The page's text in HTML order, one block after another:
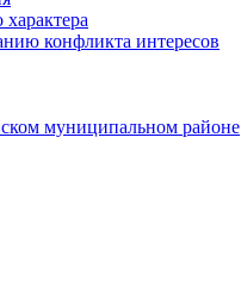
конфликта интересов
муниципальном районе